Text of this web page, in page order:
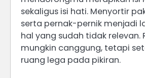
sekaligus isi hati. Menyortir
serta pernak-pernik menjadi
hal yang sudah tidak relevan.
mungkin canggung, tetapi
ruang lega pada pikiran.